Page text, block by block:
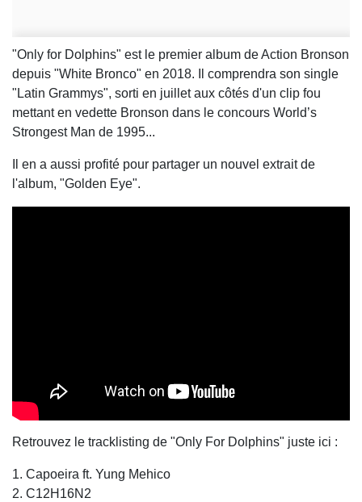
"Only for Dolphins" est le premier album de Action Bronson
depuis "White Bronco" en 2018. Il comprendra son single
"Latin Grammys", sorti en juillet aux côtés d'un clip fou
mettant en vedette Bronson dans le concours World’s
Strongest Man de 1995...
Il en a aussi profité pour partager un nouvel extrait de
l'album, "Golden Eye".
Retrouvez le tracklisting de "Only For Dolphins" juste ici :
1. Capoeira ft. Yung Mehico
2. C12H16N2